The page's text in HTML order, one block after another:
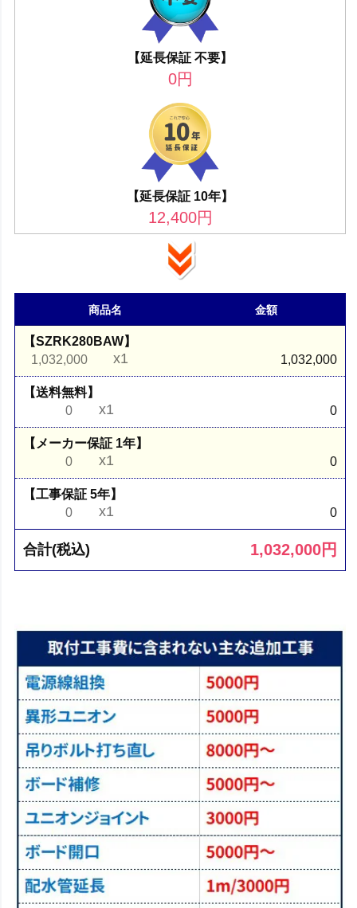
【延長保証 不要】
0円
【延長保証 10年】
12,400円
商品名 金額
【SZRK280BAW】
1,032,000
x1 1,032,000
【送料無料】
0
x1 0
【メーカー保証 1年】
0
x1 0
【工事保証 5年】
0
x1 0
合計(税込) 1,032,000円